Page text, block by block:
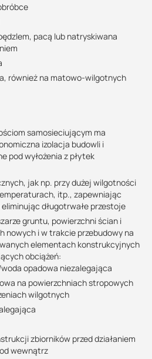
pacą lub natryskiwana
również na matowo-wilgotnych
samosieciującym ma
izolacja budowli i
pod wyłożenia z płytek
jak np. przy dużej wilgotności
itp., zapewniając
długotrwałe przestoje
gruntu, powierzchni ścian i
nowych i w trakcie przebudowy na
elementach konstrukcyjnych
obciążeń:
opadowa niezalegająca
na powierzchniach stropowych
wilgotnych
zbiorników przed działaniem
wewnątrz